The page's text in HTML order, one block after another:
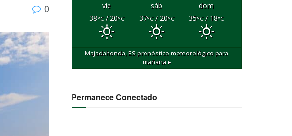
0 vie sáb
dom
38°C/ 20°C 37°C/ 20°C 35°C/ 18°C
Majadahonda, ESpronóstico meteorológico para
mañana ▸
Permanece Conectado